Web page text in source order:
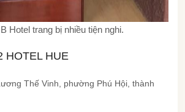
Hotel trang bị nhiều tiện nghi.
HOTEL HUE
Thế Vinh, phường Phú Hội, thành